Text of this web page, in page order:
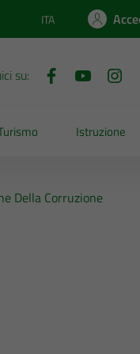
Lingua attiva:
ITA
su:
Istruzione
Della Corruzione